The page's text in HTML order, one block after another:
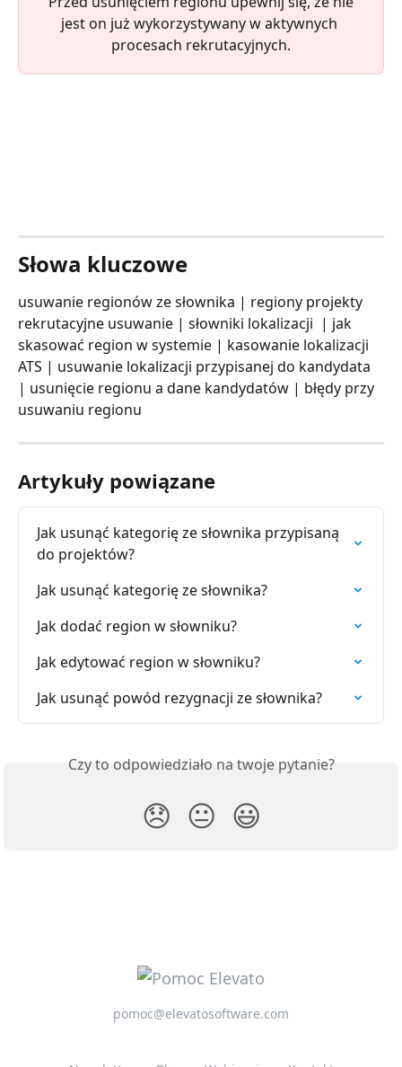
jest on już wykorzystywany w aktywnych
procesach rekrutacyjnych.
Słowa kluczowe
usuwanie regionów ze słownika | regiony projekty
rekrutacyjne usuwanie | słowniki lokalizacji  | jak
skasować region w systemie | kasowanie lokalizacji
ATS | usuwanie lokalizacji przypisanej do kandydata
| usunięcie regionu a dane kandydatów | błędy przy
usuwaniu regionu
Artykuły powiązane
Jak usunąć kategorię ze słownika przypisaną
do projektów?
Jak usunąć kategorię ze słownika?
Jak dodać region w słowniku?
Jak edytować region w słowniku?
Jak usunąć powód rezygnacji ze słownika?
Czy to odpowiedziało na twoje pytanie?
😞 😐 😃
pomoc@elevatosoftware.com